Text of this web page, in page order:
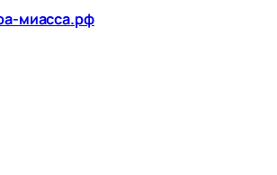
миасса.рф